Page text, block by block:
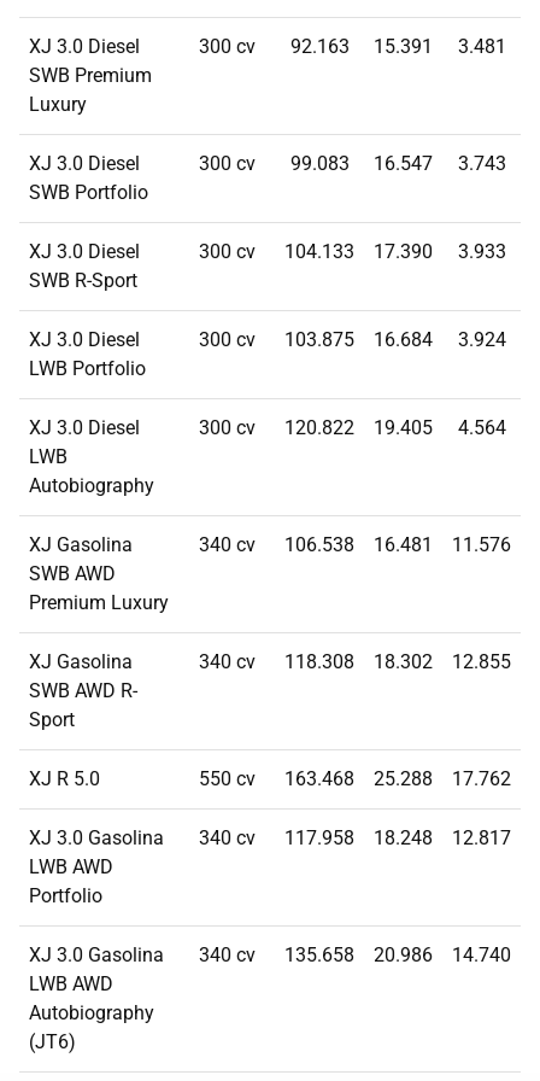
XJ 3.0 Diesel
SWB Premium
Luxury
300 cv 92.163 15.391 3.481
XJ 3.0 Diesel
SWB Portfolio
300 cv 99.083 16.547 3.743
XJ 3.0 Diesel
SWB R-Sport
300 cv 104.133 17.390 3.933
XJ 3.0 Diesel
LWB Portfolio
300 cv 103.875 16.684 3.924
XJ 3.0 Diesel
LWB
Autobiography
300 cv 120.822 19.405 4.564
XJ Gasolina
SWB AWD
Premium Luxury
340 cv 106.538 16.481 11.576
XJ Gasolina
SWB AWD R-
Sport
340 cv 118.308 18.302 12.855
XJ R 5.0 550 cv 163.468 25.288 17.762
XJ 3.0 Gasolina
LWB AWD
Portfolio
340 cv 117.958 18.248 12.817
XJ 3.0 Gasolina
LWB AWD
Autobiography
(JT6)
340 cv 135.658 20.986 14.740